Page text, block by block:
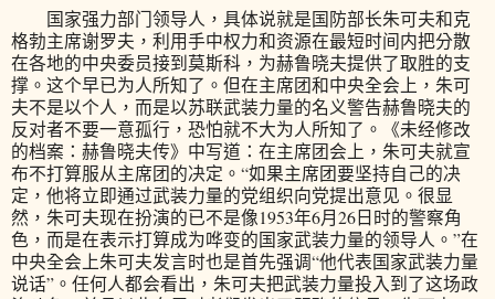
国家强力部门领导人，具体说就是国防部长朱可夫和克
格勃主席谢罗夫，利用手中权力和资源在最短时间内把分散
在各地的中央委员接到莫斯科，为赫鲁晓夫提供了取胜的支
撑。这个早已为人所知了。但在主席团和中央全会上，朱可
夫不是以个人，而是以苏联武装力量的名义警告赫鲁晓夫的
反对者不要一意孤行，恐怕就不大为人所知了。《未经修改
的档案：赫鲁晓夫传》中写道：在主席团会上，朱可夫就宣
布不打算服从主席团的决定。“如果主席团要坚持自己的决
定，他将立即通过武装力量的党组织向党提出意见。很显
然，朱可夫现在扮演的已不是像1953年6月26日时的警察角
色，而是在表示打算成为哗变的国家武装力量的领导人。”在
中央全会上朱可夫发言时也是首先强调“他代表国家武装力量
说话”。任何人都会看出，朱可夫把武装力量投入到了这场政